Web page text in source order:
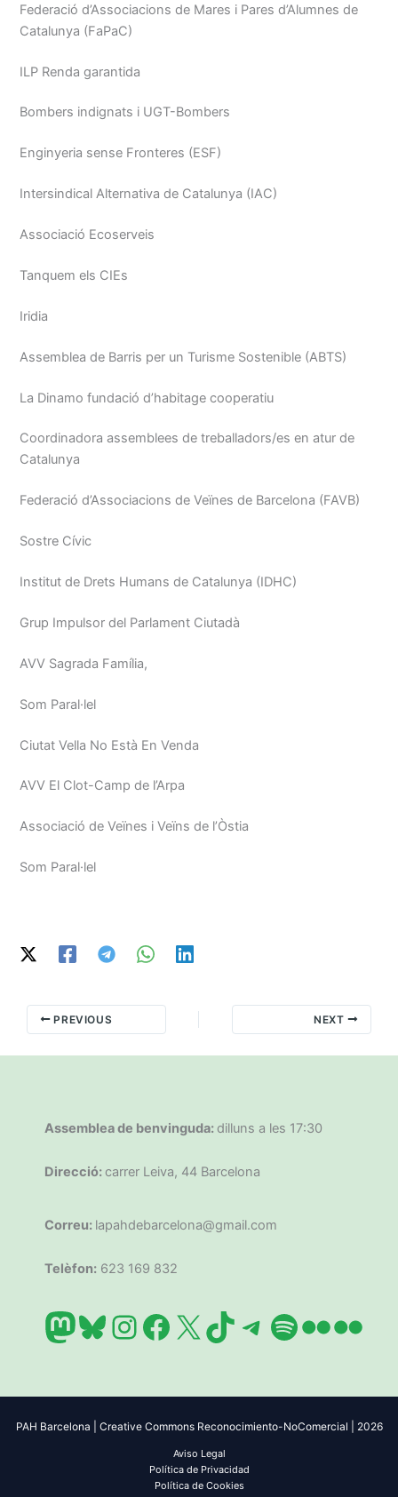
Federació d’Associacions de Mares i Pares d’Alumnes de
Catalunya (FaPaC)
ILP Renda garantida
Bombers indignats i UGT-Bombers
Enginyeria sense Fronteres (ESF)
Intersindical Alternativa de Catalunya (IAC)
Associació Ecoserveis
Tanquem els CIEs
Iridia
Assemblea de Barris per un Turisme Sostenible (ABTS)
La Dinamo fundació d’habitage cooperatiu
Coordinadora assemblees de treballadors/es en atur de
Catalunya
Federació d’Associacions de Veïnes de Barcelona (FAVB)
Sostre Cívic
Institut de Drets Humans de Catalunya (IDHC)
Grup Impulsor del Parlament Ciutadà
AVV Sagrada Família,
Som Paral·lel
Ciutat Vella No Està En Venda
AVV El Clot-Camp de l’Arpa
Associació de Veïnes i Veïns de l’Òstia
Som Paral·lel
PREVIOUS NEXT
Assemblea de benvinguda: dilluns a les 17:30
Direcció: carrer Leiva, 44 Barcelona
Correu: lapahdebarcelona@gmail.com
Telèfon: 623 169 832
Mastodon
Bluesky
Instagram
Facebook
X TikTok
Telegram
Spotify
Flickr
PAH Barcelona | Creative Commons Reconocimiento-NoComercial | 2026
Aviso Legal
Política de Privacidad
Política de Cookies